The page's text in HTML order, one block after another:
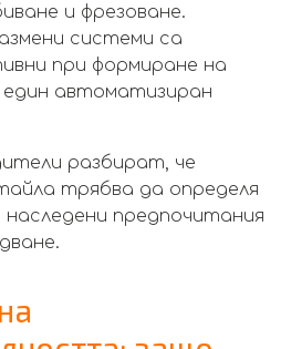
и фрезоване.
системи са
при формиране на
автоматизиран
разбират, че
трябва да определя
предпочитания